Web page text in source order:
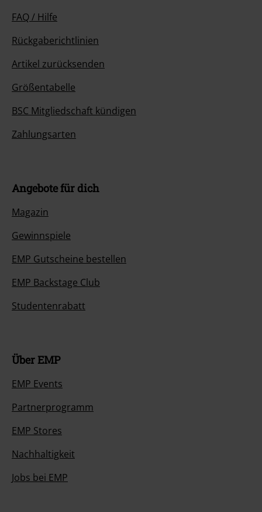
FAQ / Hilfe
Rückgaberichtlinien
Artikel zurücksenden
Größentabelle
BSC Mitgliedschaft kündigen
Zahlungsarten
Angebote für dich
Magazin
Gewinnspiele
EMP Gutscheine bestellen
EMP Backstage Club
Studentenrabatt
Über EMP
EMP Events
Partnerprogramm
EMP Stores
Nachhaltigkeit
Jobs bei EMP